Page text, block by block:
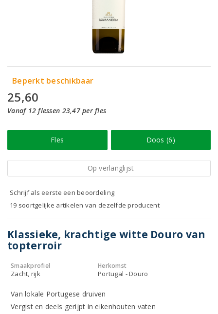
Beperkt beschikbaar
25,60
Vanaf 12 flessen 23,47 per fles
Fles Doos (6)
Op verlanglijst
Schrijf als eerste een beoordeling
19 soortgelijke artikelen van dezelfde producent
Klassieke, krachtige witte Douro van
topterroir
Smaakprofiel
Zacht, rijk
Herkomst
Portugal - Douro
Van lokale Portugese druiven
Vergist en deels gerijpt in eikenhouten vaten